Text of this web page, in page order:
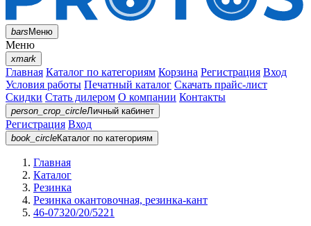
barsМеню
Меню
xmark
Главная Каталог по категориям Корзина Регистрация Вход
Условия работы Печатный каталог Скачать прайс-лист
Скидки Стать дилером О компании Контакты
person_crop_circleЛичный кабинет
Регистрация Вход
book_circleКаталог по категориям
Главная
Каталог
Резинка
Резинка окантовочная, резинка-кант
46-07320/20/5221